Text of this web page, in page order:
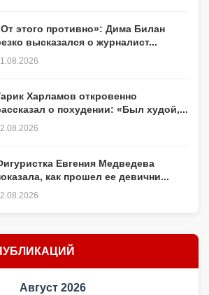
этого противно»: Дима Билан
высказался о журналист...
Харламов откровенно
о похудении: «Был худой,...
Евгения Медведева
как прошел ее девични...
Август 2026